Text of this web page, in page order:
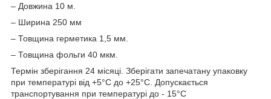
– Довжина 10 м.
– Ширина 250 мм
– Товщина герметика 1,5 мм.
– Товщина фольги 40 мкм.
Термін зберігання 24 місяці. Зберігати запечатану упаковку
при температурі від +5°С до +25°С. Допускається
транспортування при температурі до - 15°С